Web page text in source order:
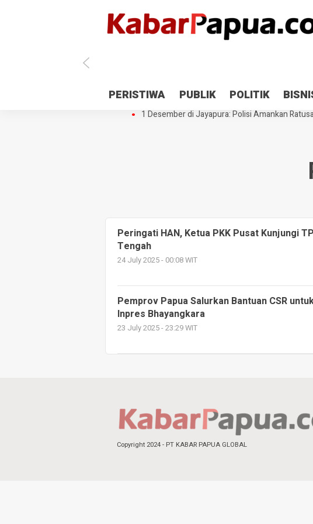
PERISTIWA PUBLIK POLITIK
Antisipasi 1 Desember, TNI Polri Patroli 2×24
Gedung Perpustakaan SMPN 5 Sentani
1 Desember di Jayapura: Polisi Amankan
Peringati HAN, Ketua PKK Pusat Kunjungi
Tengah
24 July 2025 - 00:08 WIT
Pemprov Papua Salurkan Bantuan CSR
Inpres Bhayangkara
23 July 2025 - 23:29 WIT
Copyright 2024 - PT KABAR PAPUA GLOBAL